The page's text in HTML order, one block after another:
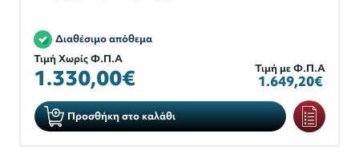
Διαθέσιμο απόθεμα
Τιμή Χωρίς Φ.Π.Α
1.330,00€ Τιμή με Φ.Π.Α
1.649,20€
Προσθήκη στο καλάθι